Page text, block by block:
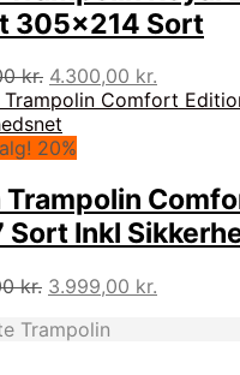
305×214 Sort
kr. Den
oprindelige
pris
var:
4.300,00 kr.
aktuelle
20%
Trampolin
Sort Inkl
kr. Den
pris
3.999,00 kr.
Trampolin